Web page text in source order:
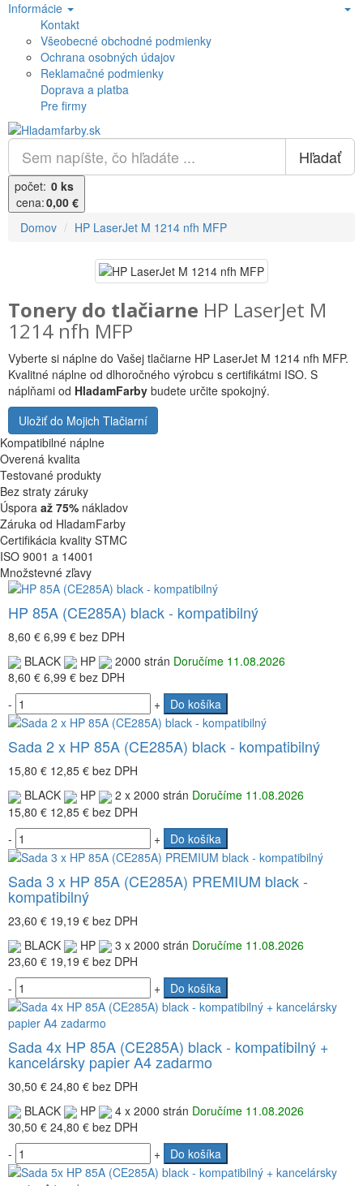
Informácie
Kontakt
Všeobecné obchodné podmienky
Ochrana osobných údajov
Reklamačné podmienky
Doprava a platba
Pre firmy
Hľadať
počet: 0 ks
cena:0,00 €
Domov
HP LaserJet M 1214 nfh MFP
Tonery do tlačiarne HP LaserJet M
1214 nfh MFP
Vyberte si náplne do Vašej tlačiarne HP LaserJet M 1214 nfh MFP.
Kvalitné náplne od dlhoročného výrobcu s certifikátmi ISO. S
náplňami od HladamFarby budete určite spokojný.
Uložiť do Mojich Tlačiarní
Kompatibilné náplne
Overená kvalita
Testované produkty
Bez straty záruky
Úspora až 75% nákladov
Záruka od HladamFarby
Certifikácia kvality STMC
ISO 9001 a 14001
Množstevné zľavy
HP 85A (CE285A) black - kompatibilný
8,60 € 6,99 € bez DPH
BLACK
HP 2000 strán Doručíme 11.08.2026
8,60 € 6,99 € bez DPH
-
+ Do košíka
Sada 2 x HP 85A (CE285A) black - kompatibilný
15,80 € 12,85 € bez DPH
BLACK
HP 2 x 2000 strán Doručíme 11.08.2026
15,80 € 12,85 € bez DPH
-
+ Do košíka
Sada 3 x HP 85A (CE285A) PREMIUM black -
kompatibilný
23,60 € 19,19 € bez DPH
BLACK
HP 3 x 2000 strán Doručíme 11.08.2026
23,60 € 19,19 € bez DPH
-
+ Do košíka
Sada 4x HP 85A (CE285A) black - kompatibilný +
kancelársky papier A4 zadarmo
30,50 € 24,80 € bez DPH
BLACK
HP 4 x 2000 strán Doručíme 11.08.2026
30,50 € 24,80 € bez DPH
-
+ Do košíka